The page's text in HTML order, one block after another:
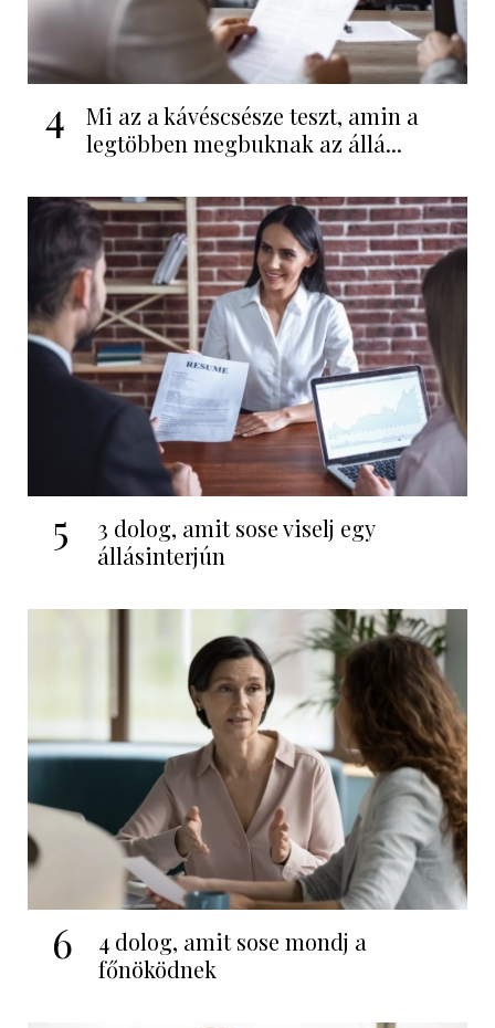
4
Mi az a kávéscsésze teszt, amin a
legtöbben megbuknak az állá...
5
3 dolog, amit sose viselj egy
állásinterjún
6
4 dolog, amit sose mondj a
főnöködnek